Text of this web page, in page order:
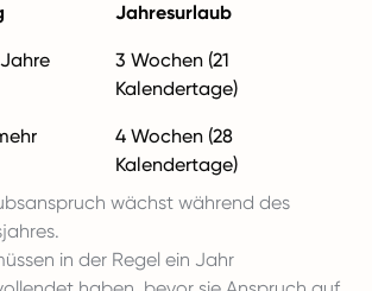
Jahresurlaub
3 Wochen (21
Kalendertage)
4 Wochen (28
Kalendertage)
wächst während des
in der Regel ein Jahr